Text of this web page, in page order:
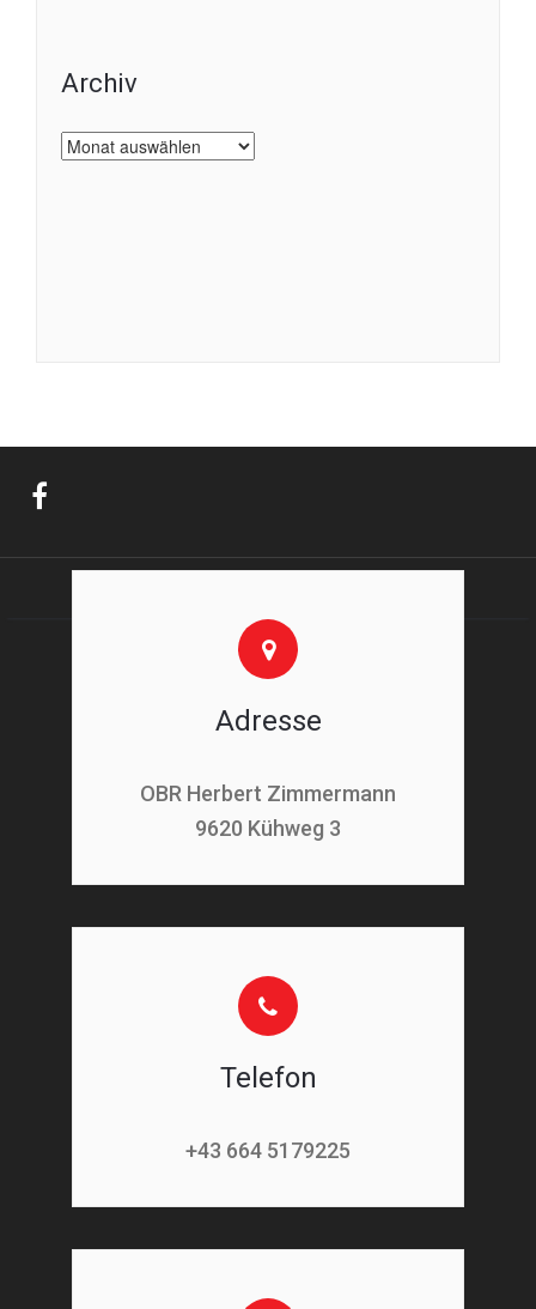
Archiv
Archiv
Adresse
OBR Herbert Zimmermann
9620 Kühweg 3
Telefon
+43 664 5179225